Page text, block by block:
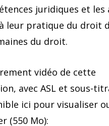
juridiques et les
leur pratique du droit
du droit.
vidéo de cette
avec ASL et sous-
ici pour visualiser
(550 Mo):